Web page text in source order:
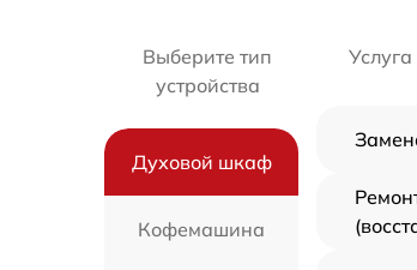
Выберите тип
устройства
Духовой шкаф
Кофемашина
Услуга